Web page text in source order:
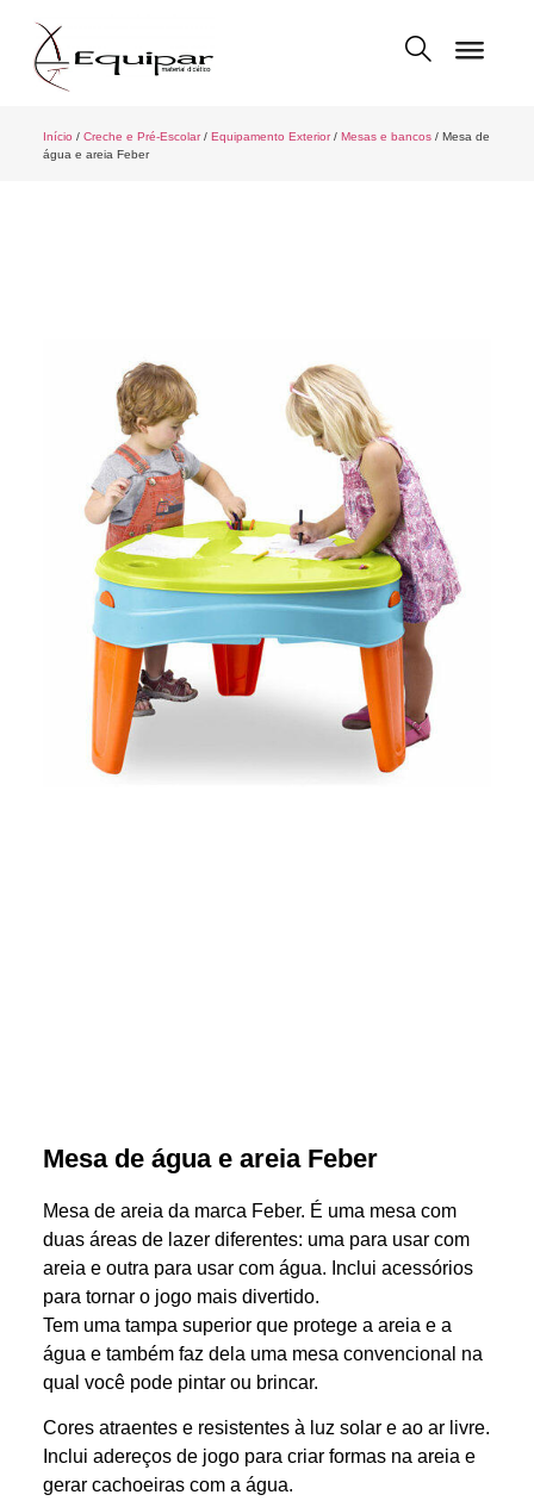
Início / Creche e Pré-Escolar/ Equipamento Exterior/ Mesas e bancos/ Mesa de
água e areia Feber
Mesa de água e areia Feber
Mesa de areia da marca Feber. É uma mesa com
duas áreas de lazer diferentes: uma para usar com
areia e outra para usar com água. Inclui acessórios
para tornar o jogo mais divertido.
Tem uma tampa superior que protege a areia e a
água e também faz dela uma mesa convencional na
qual você pode pintar ou brincar.
Cores atraentes e resistentes à luz solar e ao ar livre.
Inclui adereços de jogo para criar formas na areia e
gerar cachoeiras com a água.